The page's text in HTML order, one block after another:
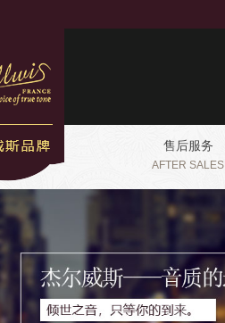
售后服务
AFTER SALES